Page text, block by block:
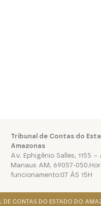
Tribunal de Contas do
Amazonas
Av. Ephigênio Salles, 1155 –
Manaus AM, 69057-
funcionamento:07 ÀS 15H
CONTAS DO ESTADO DO